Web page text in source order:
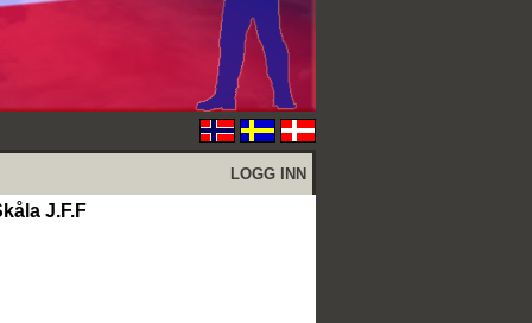
LOGG INN
J.F.F